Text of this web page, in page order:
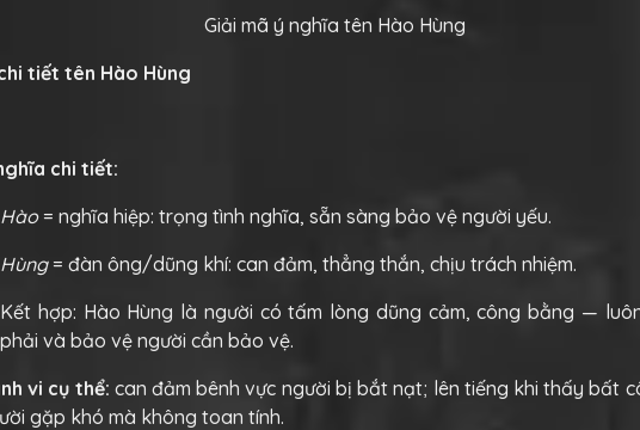
Giải mã ý nghĩa tên Hào Hùng
tiết tên Hào Hùng
chi tiết:
Hào= nghĩa hiệp: trọng tình nghĩa, sẵn sàng bảo vệ người yếu.
Hùng= đàn ông/dũng khí: can đảm, thẳng thắn, chịu trách nhiệm.
Kết hợp: Hào Hùng là người có tấm lòng dũng cảm, công bằng —
phải và bảo vệ người cần bảo vệ.
vi cụ thể: can đảm bênh vực người bị bắt nạt; lên tiếng khi thấy bất
gặp khó mà không toan tính.